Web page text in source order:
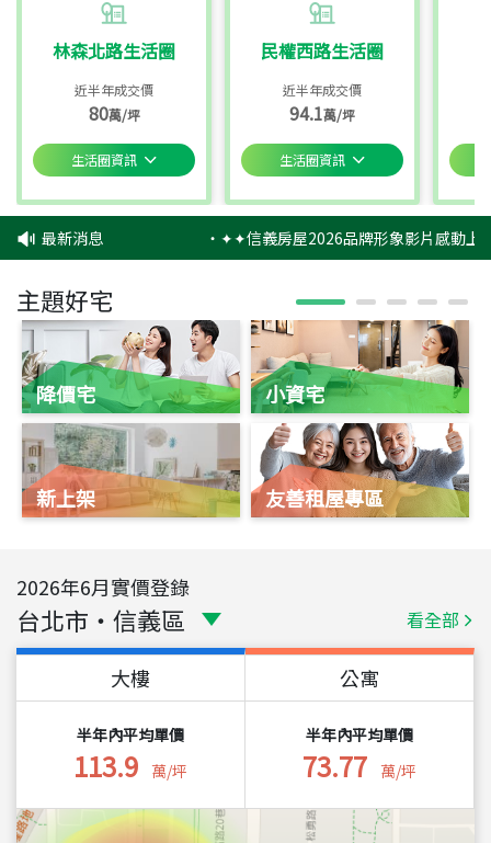
林森北路生活圈
近半年成交價
80萬/坪
生活圈資訊
民權西路生活圈
近半年成交價
94.1萬/坪
生活圈資訊
最新消息 ‧✦✦信義房屋2026品牌形象影片感動上
主題好宅
降價宅
新上架
小資宅
友善租屋專區
2026年6月實價登錄
台北市 ・ 信義區 看全部
大樓
半年內平均單價
113.9 萬/坪
公寓
半年內平均單價
73.77 萬/坪